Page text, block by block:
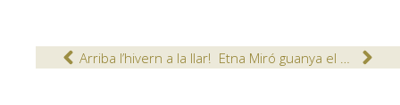
Arriba l’hivern a la llar!